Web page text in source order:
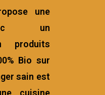
une
un
produits
Bio sur
sain est